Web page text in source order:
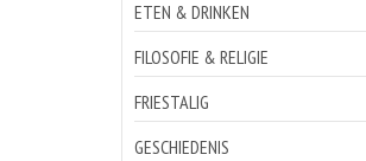
ETEN & DRINKEN
FILOSOFIE & RELIGIE
FRIESTALIG
GESCHIEDENIS